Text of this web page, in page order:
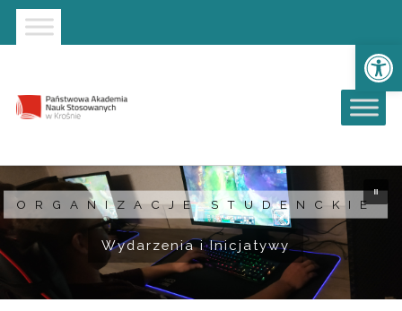
Strona główna
Przejdź do wyszukiwarki
Przejdź do menu głównego
ORGANIZACJE STUDENCKIE
Wydarzenia i Inicjatywy